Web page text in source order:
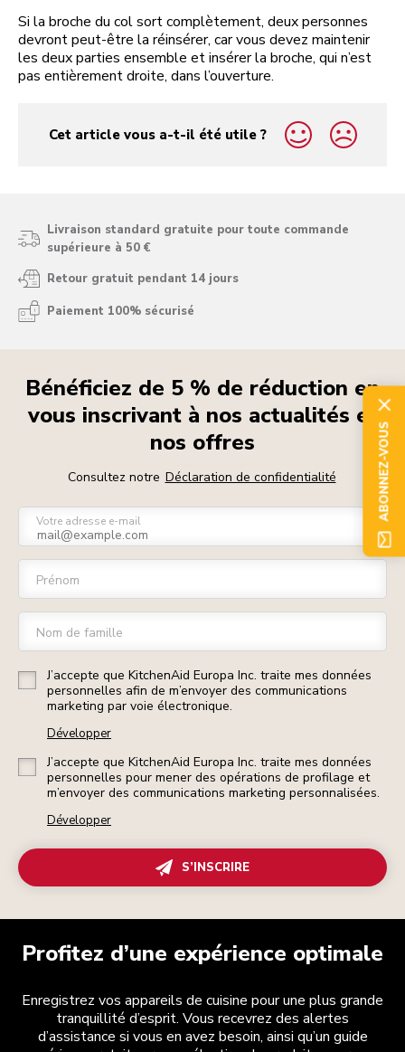
Si la broche du col sort complètement, deux personnes
devront peut-être la réinsérer, car vous devez maintenir
les deux parties ensemble et insérer la broche, qui n’est
pas entièrement droite, dans l’ouverture.
Cet article vous a-t-il été utile ?
yes
no
Livraison standard gratuite pour toute commande
supérieure à 50 €
Retour gratuit pendant 14 jours
Paiement 100% sécurisé
Bénéficiez de 5 % de réduction en
vous inscrivant à nos actualités et
nos offres
Consultez notre Déclaration de confidentialité
Votre adresse e-mail
Prénom
Nom de famille
J’accepte que KitchenAid Europa Inc. traite mes données
personnelles afin de m’envoyer des communications
marketing par voie électronique.
Développer
J’accepte que KitchenAid Europa Inc. traite mes données
personnelles pour mener des opérations de profilage et
m’envoyer des communications marketing personnalisées.
Développer
S’INSCRIRE
Profitez d’une expérience optimale
Enregistrez vos appareils de cuisine pour une plus grande
tranquillité d’esprit. Vous recevrez des alertes
d’assistance si vous en avez besoin, ainsi qu’un guide
ABONNEZ-VOUS